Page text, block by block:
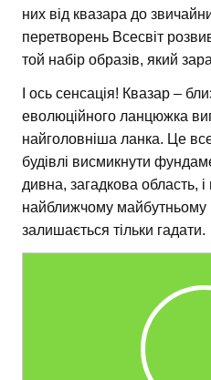
них від квазара до
перетворень Всесвіт
той набір образів, який
І ось сенсація! Квазар –
еволюційного ланцюжка
найголовніша ланка. Це
будівлі висмикнути
дивна, загадкова область,
найближчому майбутньому
залишається тільки гадати.